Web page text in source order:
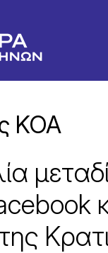
ΚΟΑ